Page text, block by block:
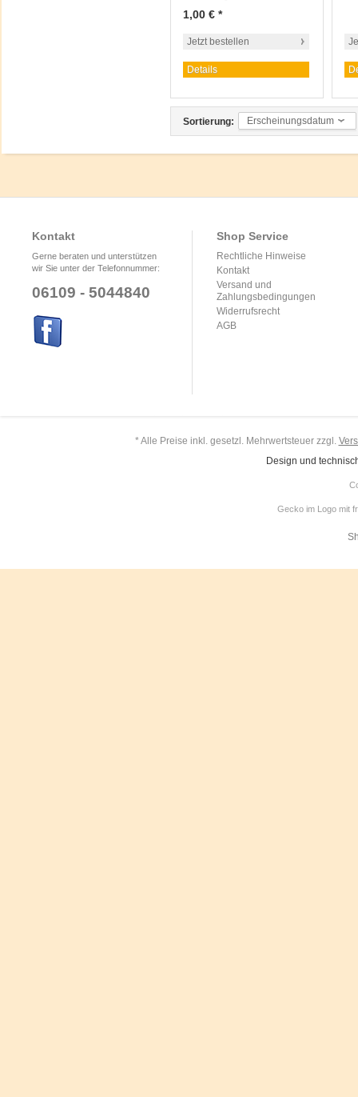
1,00 € *
Jetzt bestellen
Details
Sortierung: Erscheinungsdatum
Kontakt
Gerne beraten und unterstützen
wir Sie unter der Telefonnummer:
06109 - 5044840
Shop Service
Rechtliche Hinweise
Kontakt
Versand und
Zahlungsbedingungen
Widerrufsrecht
AGB
* Alle Preise inkl. gesetzl. Mehrwertsteuer zzgl.
Design und
Gecko im Logo mit